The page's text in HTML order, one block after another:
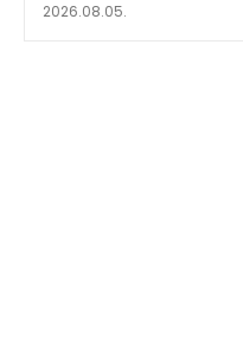
2026.08.05.